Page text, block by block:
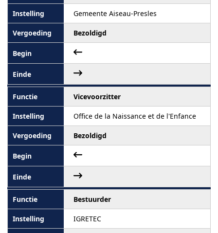
Gemeente Aiseau-Presles
Bezoldigd
Vicevoorzitter
Office de la Naissance et de l'Enfance
Bezoldigd
Bestuurder
IGRETEC